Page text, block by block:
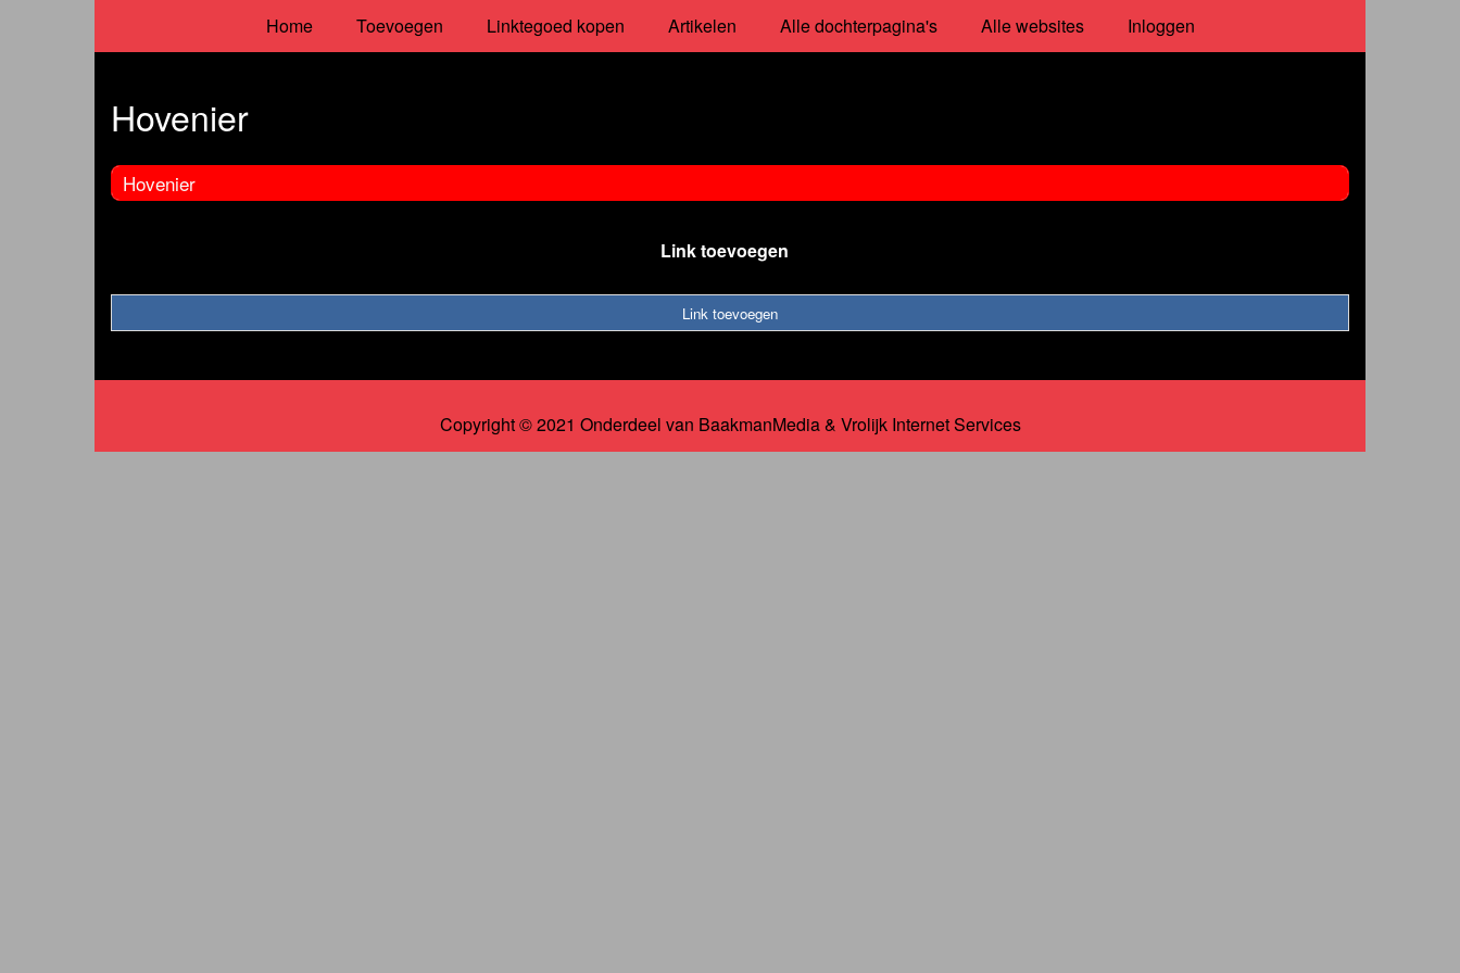
Home Toevoegen Linktegoed kopen Artikelen Alle dochterpagina's Alle websites Inloggen
Hovenier
Hovenier
Link toevoegen
Link toevoegen
Copyright © 2021 Onderdeel van BaakmanMedia& Vrolijk Internet Services